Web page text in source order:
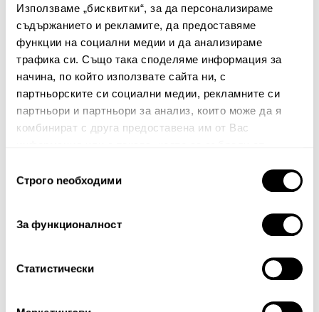
Използваме „бисквитки“, за да персонализираме
съдържанието и рекламите, да предоставяме
функции на социални медии и да анализираме
трафика си. Също така споделяме информация за
начина, по който използвате сайта ни, с
партньорските си социални медии, рекламните си
партньори и партньори за анализ, които може да я
комбинират с друга предоставена им от Вас
наСтрого nеобходими
За функционалност
Статистически
Няма мнения за този продукт.
Споделете Вашето мнение
Име
Вашият коментар:
Най-висока